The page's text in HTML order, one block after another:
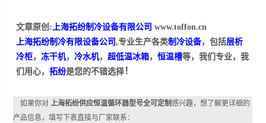
文章原创:上海拓纷制冷设备有限公司 www.toffon.cn
上海拓纷制冷有限设备公司,专业生产各类制冷设备，包括层析
冷柜， 冻干机，冷水机，超低温冰箱，恒温槽等，我们专业，我
们用心，拓纷是您的不错选择！
如果你对上海拓纷供应恒温循环器型号全可定制感兴趣，想了解更详细的
产品信息，填写下表直接与厂家联系：